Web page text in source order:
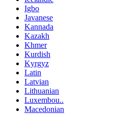
Igbo
Javanese
Kannada
Kazakh
Khmer
Kurdish
Kyrgyz
Latin
Latvian
Lithuanian
Luxembou..
Macedonian